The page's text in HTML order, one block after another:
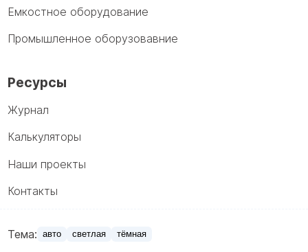
Емкостное оборудование
Промышленное оборузовавние
Ресурсы
Журнал
Калькуляторы
Наши проекты
Контакты
Тема: авто светлая тёмная